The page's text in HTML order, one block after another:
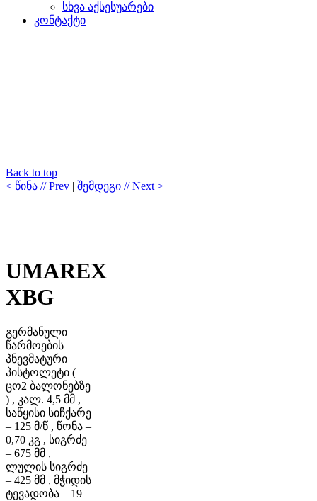
სხვა აქსესუარები
კონტაქტი
Back to top
< წინა // Prev | შემდეგი // Next >
UMAREX
XBG
გერმანული
წარმოების
პნევმატური
პისტოლეტი (
ცო2 ბალონებზე
) , კალ. 4,5 მმ ,
საწყისი სიჩქარე
– 125 მ/წ , წონა –
0,70 კგ , სიგრძე
– 675 მმ ,
ლულის სიგრძე
– 425 მმ , მჭიდის
ტევადობა – 19